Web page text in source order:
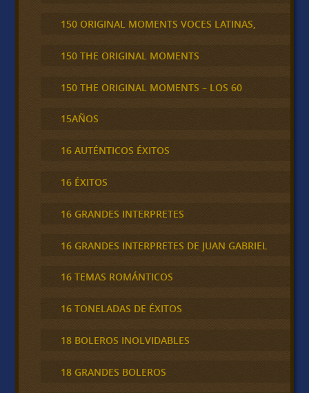
150 ORIGINAL MOMENTS VOCES LATINAS,
150 THE ORIGINAL MOMENTS
150 THE ORIGINAL MOMENTS – LOS 60
15AÑOS
16 AUTÉNTICOS ÉXITOS
16 ÉXITOS
16 GRANDES INTERPRETES
16 GRANDES INTERPRETES DE JUAN GABRIEL
16 TEMAS ROMÁNTICOS
16 TONELADAS DE ÉXITOS
18 BOLEROS INOLVIDABLES
18 GRANDES BOLEROS